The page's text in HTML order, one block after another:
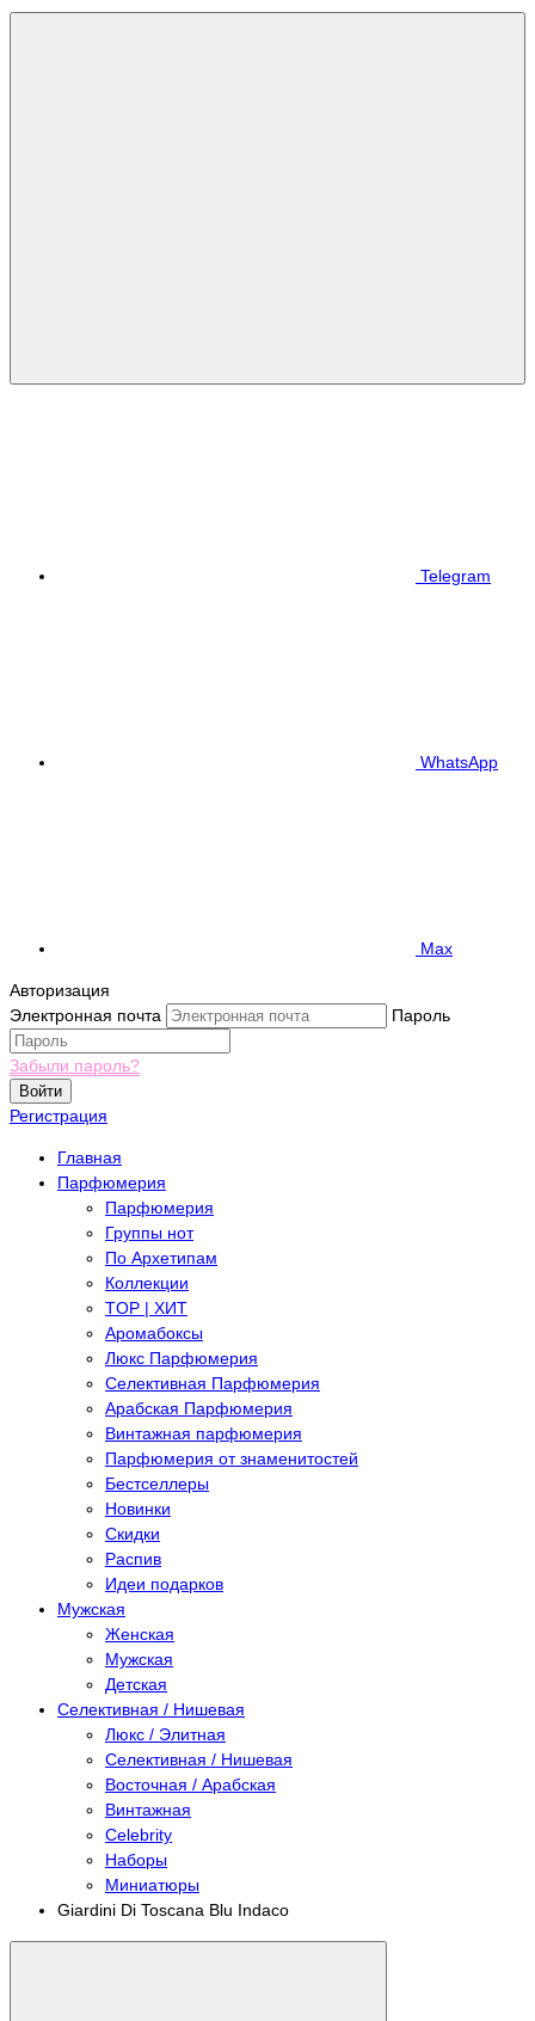
Telegram
WhatsApp
Max
Авторизация
Электронная почта
Пароль
Забыли пароль?
Войти
Регистрация
Главная
Парфюмерия
Парфюмерия
Группы нот
По Архетипам
Коллекции
TOP | ХИТ
Аромабоксы
Люкс Парфюмерия
Селективная Парфюмерия
Арабская Парфюмерия
Винтажная парфюмерия
Парфюмерия от знаменитостей
Бестселлеры
Новинки
Скидки
Распив
Идеи подарков
Мужская
Женская
Мужская
Детская
Селективная / Нишевая
Люкс / Элитная
Селективная / Нишевая
Восточная / Арабская
Винтажная
Celebrity
Наборы
Миниатюры
Giardini Di Toscana Blu Indaco